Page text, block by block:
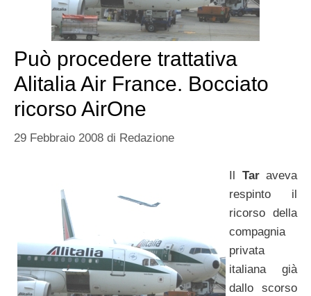
Può procedere trattativa
Alitalia Air France. Bocciato
ricorso AirOne
29 Febbraio 2008 di Redazione
Taraveva
respinto il
ricorso della
compagnia
privata
italiana già
dallo scorso